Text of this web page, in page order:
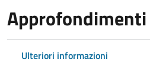
Approfondimenti
Ulteriori informazioni